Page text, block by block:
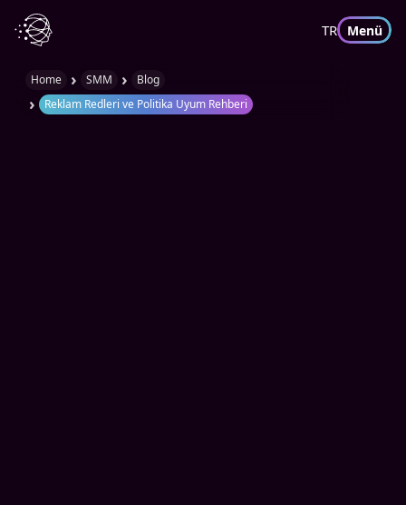
TR Menü
Home › SMM › Blog
› Reklam Redleri ve Politika Uyum Rehberi